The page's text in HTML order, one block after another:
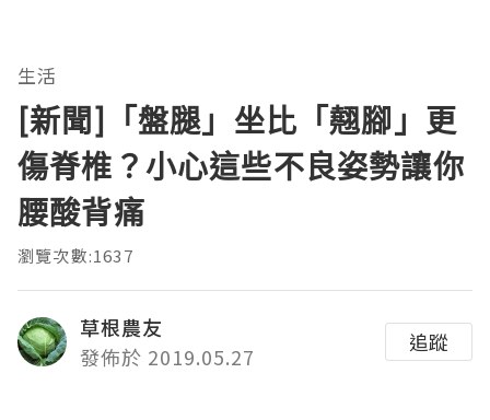
生活
[新聞]「盤腿」坐比「翹腳」更
傷脊椎？小心這些不良姿勢讓你
腰酸背痛
瀏覽次數:1637
草根農友
發佈於 2019.05.27
追蹤